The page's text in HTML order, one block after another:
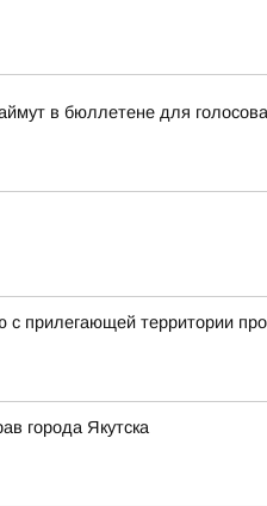
в бюллетене для
территории
города Якутска